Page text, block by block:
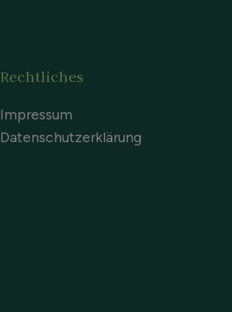
Rechtliches
Impressum
Datenschutzerklärung